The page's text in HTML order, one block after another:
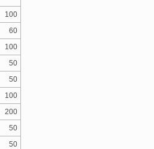
100
60
100
50
50
100
200
50
50